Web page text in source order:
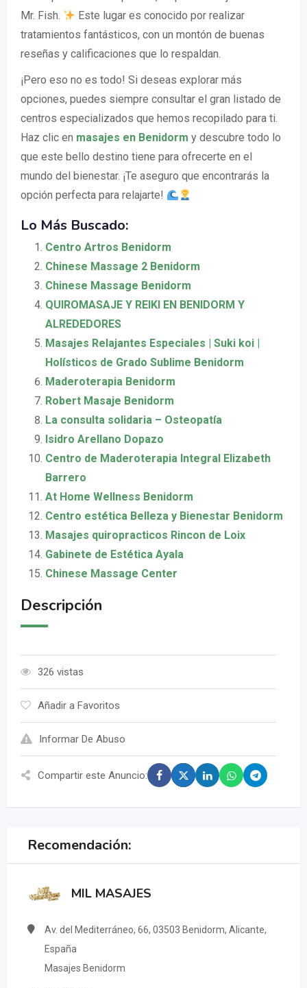
Mr. Fish.
Este lugar es conocido por realizar
tratamientos fantásticos, con un montón de buenas
reseñas y calificaciones que lo respaldan.
¡Pero eso no es todo! Si deseas explorar más
opciones, puedes siempre consultar el gran listado de
centros especializados que hemos recopilado para ti.
Haz clic en masajes en Benidorm y descubre todo lo
que este bello destino tiene para ofrecerte en el
mundo del bienestar. ¡Te aseguro que encontrarás la
opción perfecta para relajarte!
Lo Más Buscado:
Centro Artros Benidorm
Chinese Massage 2 Benidorm
Chinese Massage Benidorm
QUIROMASAJE Y REIKI EN BENIDORM Y
ALREDEDORES
Masajes Relajantes Especiales | Suki koi |
Holísticos de Grado Sublime Benidorm
Maderoterapia Benidorm
Robert Masaje Benidorm
La consulta solidaria – Osteopatía
Isidro Arellano Dopazo
Centro de Maderoterapia Integral Elizabeth
Barrero
At Home Wellness Benidorm
Centro estética Belleza y Bienestar Benidorm
Masajes quiropracticos Rincon de Loix
Gabinete de Estética Ayala
Chinese Massage Center
Descripción
326 vistas
Añadir a Favoritos
Informar De Abuso
Compartir este Anuncio:
Recomendación:
MIL MASAJES
Av. del Mediterráneo, 66, 03503 Benidorm, Alicante,
España
Masajes Benidorm